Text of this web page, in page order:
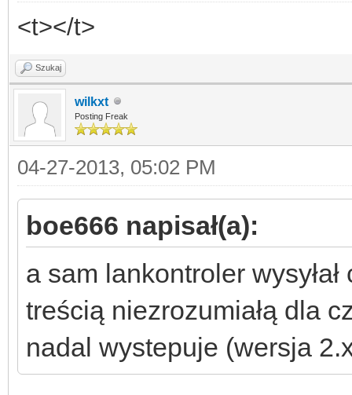
<t></t>
Szukaj
wilkxt
Posting Freak
04-27-2013, 05:02 PM
boe666 napisał(a):
a sam lankontroler
treścią niezrozumiałą dla
nadal wystepuje (wersja